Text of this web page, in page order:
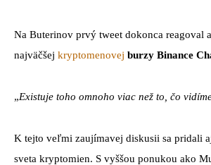
Na Buterinov prvý tweet dokonca reagoval
najväčšej kryptomenovej burzy Binance
„Existuje toho omnoho viac než to, čo
K tejto veľmi zaujímavej diskusii sa pridali
sveta kryptomien. S vyššou ponukou ako